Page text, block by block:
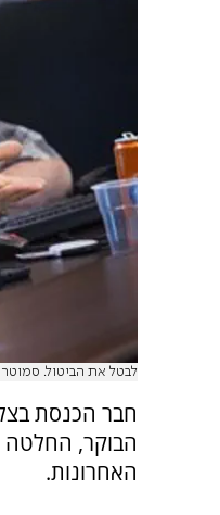
לבטל את הביטול.
חבר הכנסת
הבוקר, החלטה
האחרונות.